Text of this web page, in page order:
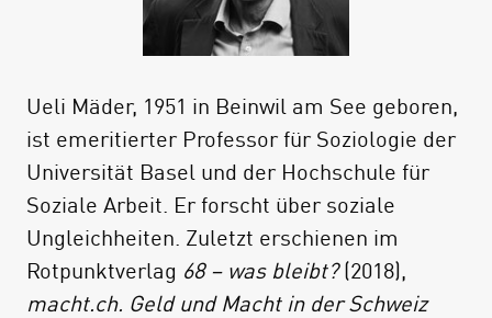
Ueli Mäder, 1951 in Beinwil am See geboren,
ist emeritierter Professor für Soziologie der
Universität Basel und der Hochschule für
Soziale Arbeit. Er forscht über soziale
Ungleichheiten. Zuletzt erschienen im
Rotpunktverlag 68 – was bleibt?(2018),
macht.ch. Geld und Macht in der Schweiz